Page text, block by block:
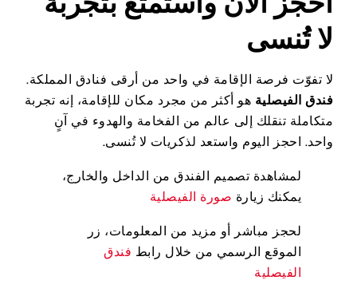
لا تُنسى
لا تفوّت فرصة الإقامة في واحد من أرقى فنادق المملكة.
فندق الفيصلية هو أكثر من مجرد مكان للإقامة، إنه تجربة
متكاملة تنقلك إلى عالم من الفخامة والهدوء في آنٍ
واحد. احجز اليوم واستعد لذكريات لا تُنسى.
لمشاهدة تصميم الفندق من الداخل والخارج،
يمكنك زيارة صورة الفيصلية
لحجز مباشر أو مزيد من المعلومات، زر
الموقع الرسمي من خلال رابط فندق
الفيصلية